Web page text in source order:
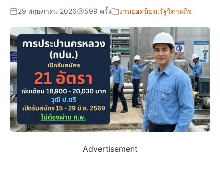
29 พฤษภาคม 2026 599 ครั้ง งานยอดนิยม,รัฐวิสาหกิจ
Advertisement